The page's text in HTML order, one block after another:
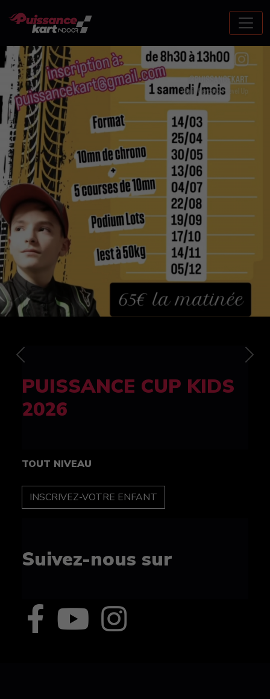
FELINE CUP 100%
féminine
TOUT NIVEAU
INSCRIPTION
Suivez-nous sur
Previous Next